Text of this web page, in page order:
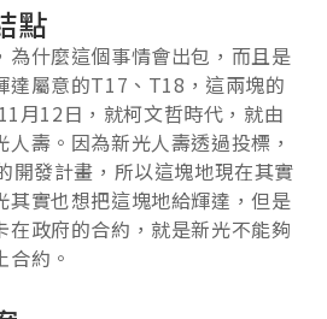
點
為什麼這個事情會出包，而且是
達屬意的T17、T18，這兩塊的
月12日，就柯文哲時代，就由
壽。因為新光人壽透過投標，
開發計畫，所以這塊地現在其實
其實也想把這塊地給輝達，但是
在政府的合約，就是新光不能夠
約。